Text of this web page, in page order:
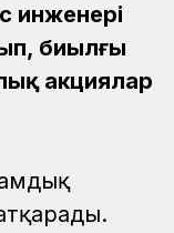
инженері
биылғы
акциялар